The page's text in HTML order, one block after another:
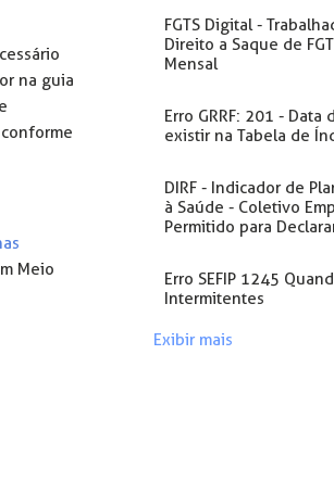
na guia
Meio
FGTS Digital -
Direito a Saque de
Mensal
Erro GRRF: 201 -
existir na Tabela de
DIRF - Indicador de
à Saúde - Coletivo
Permitido para
Erro SEFIP 1245
Intermitentes
Exibir mais